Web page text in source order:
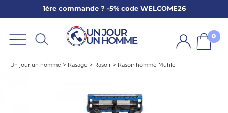
1ère commande ? -5% code WELCOME26
0
Un jour un homme > Rasage > Rasoir > Rasoir homme Muhle